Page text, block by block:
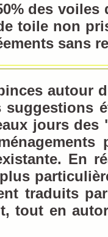
des
toile non
sans
autour
suggestions
jours
En
traduits
tout en